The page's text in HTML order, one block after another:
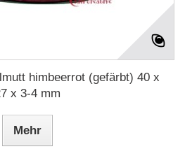
himbeerrot (gefärbt) 40 x
x 3-4 mm
Mehr